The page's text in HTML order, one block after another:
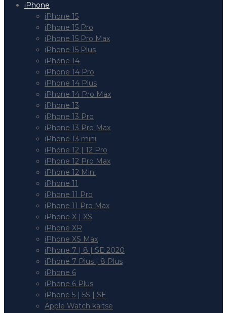
iPhone
iPhone 15
iPhone 15 Pro
iPhone 15 Pro Max
iPhone 15 Plus
iPhone 14
iPhone 14 Pro
iPhone 14 Plus
iPhone 14 Pro Max
iPhone 13
iPhone 13 Pro
iPhone 13 Pro Max
iPhone 13 mini
iPhone 12 | 12 Pro
iPhone 12 Pro Max
iPhone 12 Mini
iPhone 11
iPhone 11 Pro
iPhone 11 Pro Max
iPhone X | XS
iPhone XR
iPhone XS Max
iPhone 7 | 8 | SE 2020
iPhone 7 Plus | 8 Plus
iPhone 6
iPhone 6 Plus
iPhone 5 | 5S | SE
Apple Watch kaitse